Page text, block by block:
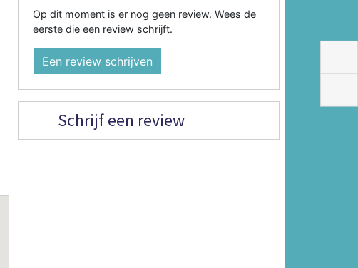
Op dit moment is er nog geen review. Wees de
eerste die een review schrijft.
Een review schrijven
Schrijf een review